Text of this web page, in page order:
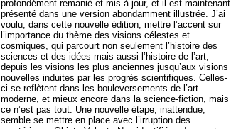
profondément remanié et mis à jour, et il est maintenant
présenté dans une version abondamment illustrée. J’ai
voulu, dans cette nouvelle édition, mettre l’accent sur
l’importance du thème des visions célestes et
cosmiques, qui parcourt non seulement l’histoire des
sciences et des idées mais aussi l’histoire de l’art,
depuis les visions les plus anciennes jusqu’aux visions
nouvelles induites par les progrès scientifiques. Celles-
ci se reflètent dans les bouleversements de l’art
moderne, et mieux encore dans la science-fiction, mais
ce n’est pas tout. Une nouvelle étape, inattendue,
semble se mettre en place avec l’irruption des